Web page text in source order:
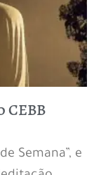
CEBB
Semana”, e